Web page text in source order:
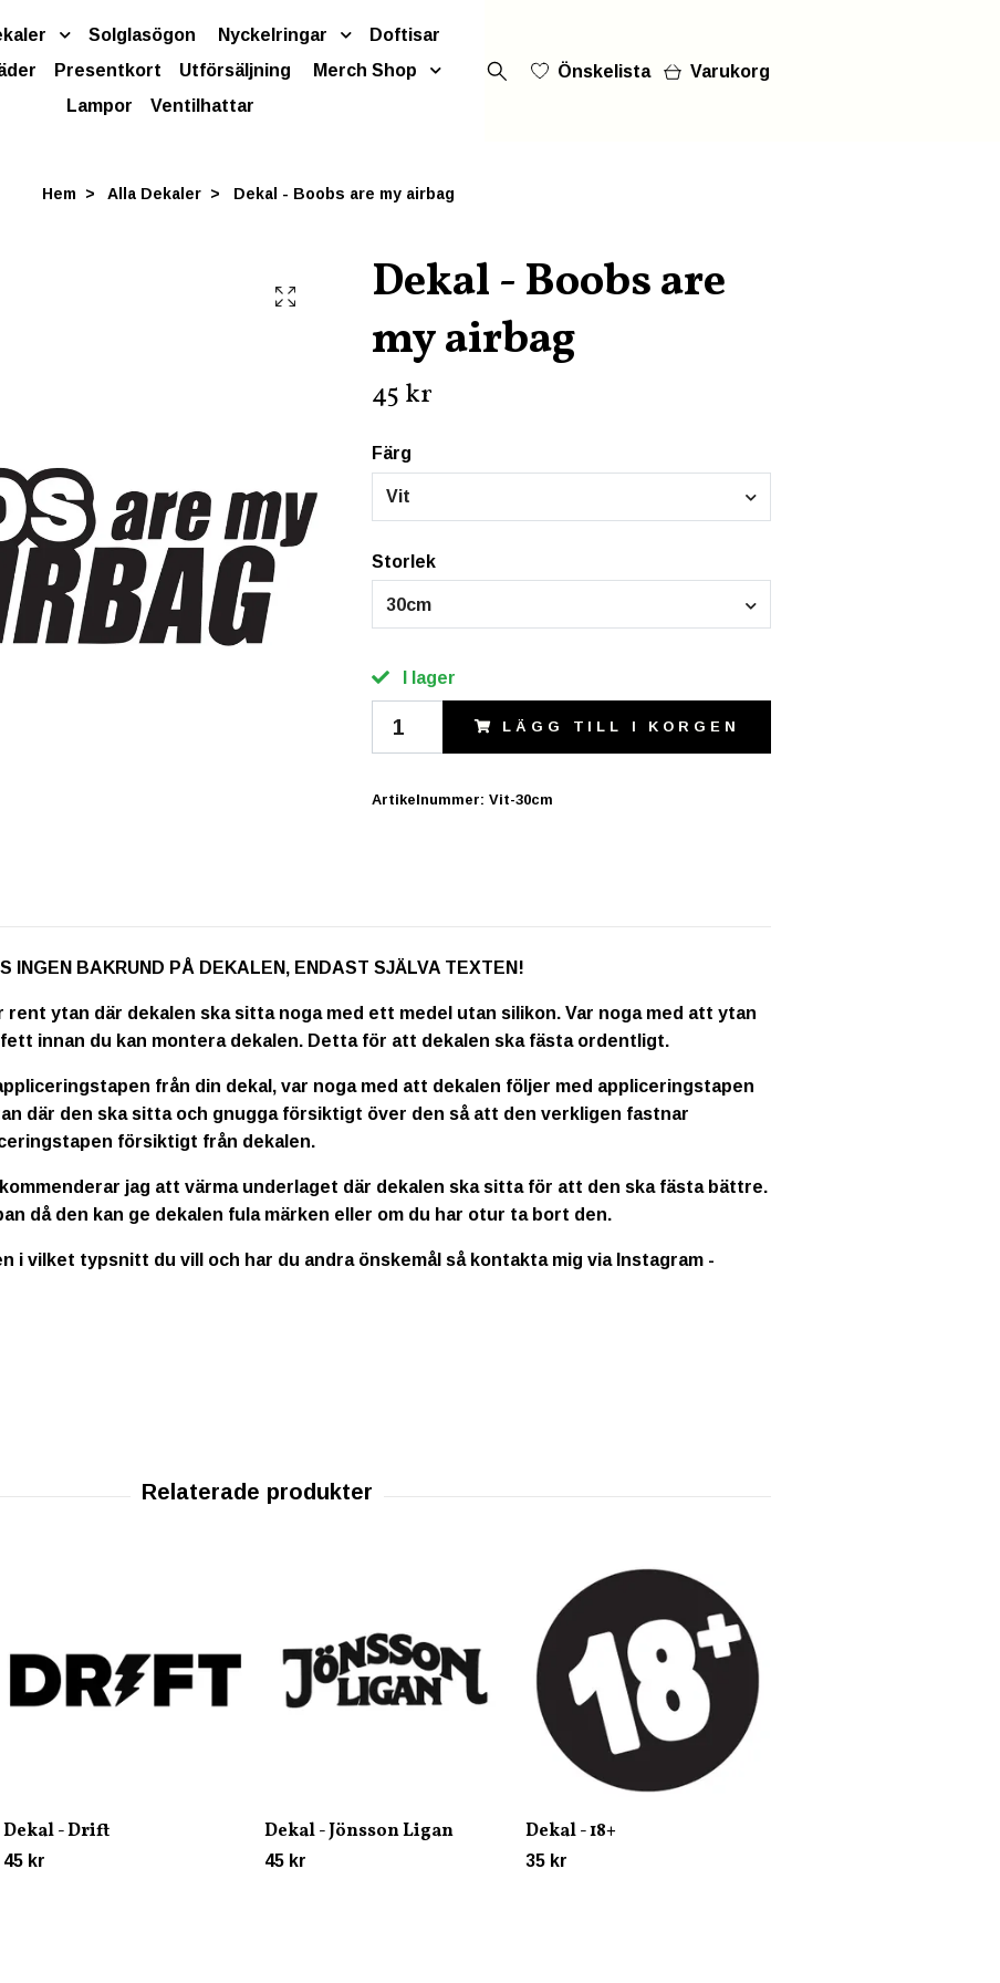
Solglasögon Nyckelringar
Doftisar
Presentkort Utförsäljning
Merch Shop
Lampor
Ventilhattar
Önskelista Varukorg
Hem Alla Dekaler Dekal - Boobs are my airbag
Dekal - Boobs are
my airbag
45 kr
Färg
Vit
Storlek
30cm
I lager
LÄGG TILL I KORGEN
Artikelnummer: Vit-30cm
BAKRUND PÅ DEKALEN, ENDAST SJÄLVA TEXTEN!
rent ytan där dekalen ska sitta noga med ett medel utan silikon. Var noga med att ytan
innan du kan montera dekalen. Detta för att dekalen ska fästa ordentligt.
från din dekal, var noga med att dekalen följer med appliceringstapen
där den ska sitta och gnugga försiktigt över den så att den verkligen fastnar
försiktigt från dekalen.
jag att värma underlaget där dekalen ska sitta för att den ska fästa bättre.
då den kan ge dekalen fula märken eller om du har otur ta bort den.
i vilket typsnitt du vill och har du andra önskemål så kontakta mig via Instagram -
Dekal - Drift
45 kr
Dekal - Jönsson Ligan
45 kr
Dekal - 18+
35 kr